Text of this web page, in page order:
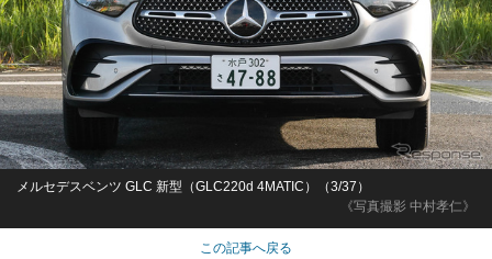
《写真撮影 中村孝仁》
メルセデスベンツ GLC 新型（GLC220d 4MATIC）（3/37）
この記事へ戻る